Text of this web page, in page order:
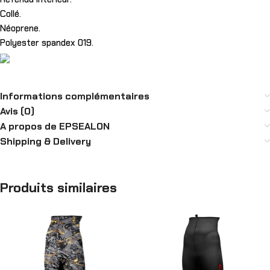
Collé.
Néoprene.
Polyester spandex 019.
Informations complémentaires
Avis (0)
A propos de EPSEALON
Shipping & Delivery
Produits similaires